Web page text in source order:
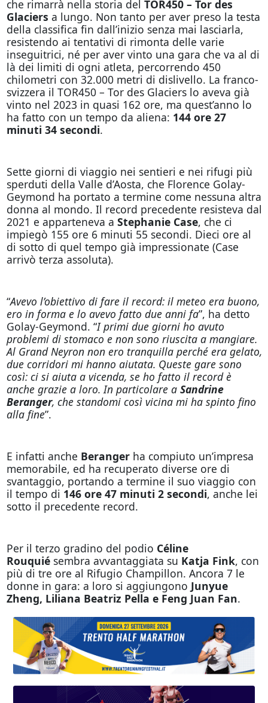
che rimarrà nella storia del TOR450 – Tor des
Glaciers a lungo. Non tanto per aver preso la testa
della classifica fin dall’inizio senza mai lasciarla,
resistendo ai tentativi di rimonta delle varie
inseguitrici, né per aver vinto una gara che va al di
là dei limiti di ogni atleta, percorrendo 450
chilometri con 32.000 metri di dislivello. La franco-
svizzera il TOR450 – Tor des Glaciers lo aveva già
vinto nel 2023 in quasi 162 ore, ma quest’anno lo
ha fatto con un tempo da aliena: 144 ore 27
minuti 34 secondi.
Sette giorni di viaggio nei sentieri e nei rifugi più
sperduti della Valle d’Aosta, che Florence Golay-
Geymond ha portato a termine come nessuna altra
donna al mondo. Il record precedente resisteva dal
2021 e apparteneva a Stephanie Case, che ci
impiegò 155 ore 6 minuti 55 secondi. Dieci ore al
di sotto di quel tempo già impressionate (Case
arrivò terza assoluta).
“Avevo l’obiettivo di fare il record: il meteo era buono,
ero in forma e lo avevo fatto due anni fa”, ha detto
Golay-Geymond. “I primi due giorni ho avuto
problemi di stomaco e non sono riuscita a mangiare.
Al Grand Neyron non ero tranquilla perché era gelato,
due corridori mi hanno aiutata. Queste gare sono
così: ci si aiuta a vicenda, se ho fatto il record è
anche grazie a loro. In particolare a Sandrine
Beranger, che standomi così vicina mi ha spinto fino
alla fine”.
E infatti anche Berangerha compiuto un’impresa
memorabile, ed ha recuperato diverse ore di
svantaggio, portando a termine il suo viaggio con
il tempo di 146 ore 47 minuti 2 secondi, anche lei
sotto il precedente record.
Per il terzo gradino del podio Céline
Rouquiésembra avvantaggiata su Katja Fink, con
più di tre ore al Rifugio Champillon. Ancora 7 le
donne in gara: a loro si aggiungono Junyue
Zheng, Liliana Beatriz Pella e Feng Juan Fan.